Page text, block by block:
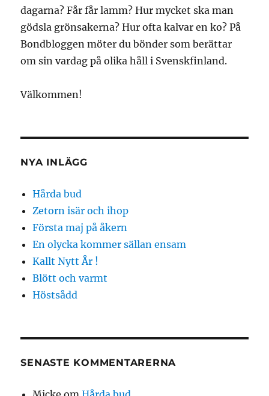
dagarna? Får får lamm? Hur mycket ska man
gödsla grönsakerna? Hur ofta kalvar en ko? På
Bondbloggen möter du bönder som berättar
om sin vardag på olika håll i Svenskfinland.
Välkommen!
NYA INLÄGG
Hårda bud
Zetorn isär och ihop
Första maj på åkern
En olycka kommer sällan ensam
Kallt Nytt År !
Blött och varmt
Höstsådd
SENASTE KOMMENTARERNA